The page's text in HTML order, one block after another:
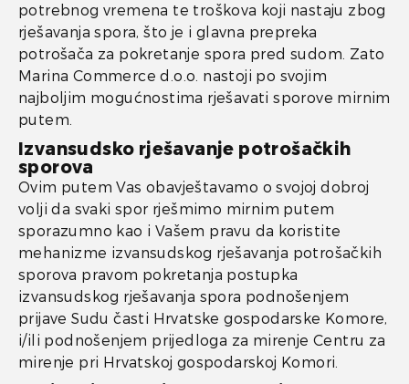
potrebnog vremena te troškova koji nastaju zbog
rješavanja spora, što je i glavna prepreka
potrošača za pokretanje spora pred sudom. Zato
Marina Commerce d.o.o. nastoji po svojim
najboljim mogućnostima rješavati sporove mirnim
putem.
Izvansudsko rješavanje potrošačkih
sporova
Ovim putem Vas obavještavamo o svojoj dobroj
volji da svaki spor rješmimo mirnim putem
sporazumno kao i Vašem pravu da koristite
mehanizme izvansudskog rješavanja potrošačkih
sporova pravom pokretanja postupka
izvansudskog rješavanja spora podnošenjem
prijave Sudu časti Hrvatske gospodarske Komore,
i/ili podnošenjem prijedloga za mirenje Centru za
mirenje pri Hrvatskoj gospodarskoj Komori.